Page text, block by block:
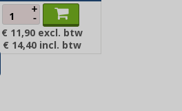
+
-
€ 11,90 excl. btw
€ 14,40 incl. btw